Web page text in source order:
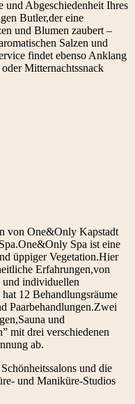
und Abgeschiedenheit Ihres
Butler,der eine
und Blumen zaubert –
Salzen und
findet ebenso Anklang
Mitternachtssnack
von One&Only Kapstadt
Spa ist eine
üppiger Vegetation.Hier
Erfahrungen,von
und individuellen
12 Behandlungsräume
Paarbehandlungen.Zwei
und
mit drei verschiedenen
ab.
und die
und Maniküre-Studios